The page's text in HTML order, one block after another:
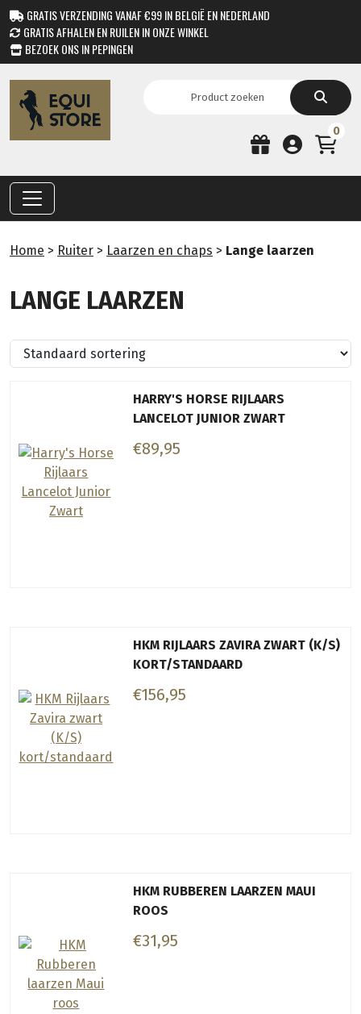
GRATIS VERZENDING VANAF €99 IN BELGIË EN NEDERLAND
GRATIS AFHALEN EN RUILEN IN ONZE WINKEL
BEZOEK ONS IN PEPINGEN
0
Home > Ruiter > Laarzen en chaps > Lange laarzen
LANGE LAARZEN
HARRY'S HORSE RIJLAARS
LANCELOT JUNIOR ZWART
€89,95
HKM RIJLAARS ZAVIRA ZWART (K/S)
KORT/STANDAARD
€156,95
HKM RUBBEREN LAARZEN MAUI
ROOS
€31,95